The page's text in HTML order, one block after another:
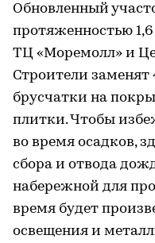
Обновленный
протяженностью
ТЦ «Моремолл» и
Строители
брусчатки на
плитки. Чтобы
во время осадков,
сбора и отвода
набережной для
время будет
освещения и